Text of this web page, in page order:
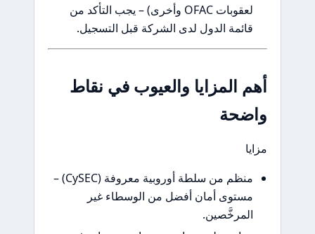
لعقوبات OFAC وأخرى) – يجب التأكد من
الدول لدى الشركة قبل التسجيل.
المزايا والعيوب في نقاط
منظم من سلطة أوروبية معروفة (CySEC) –
أمان أفضل من الوسطاء غير